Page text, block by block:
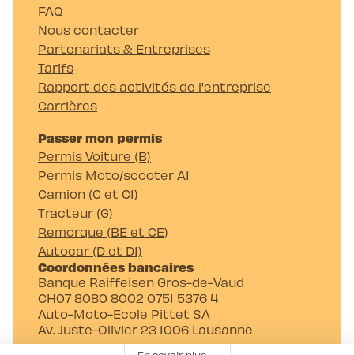
FAQ
Nous contacter
Partenariats & Entreprises
Tarifs
Rapport des activités de l'entreprise
Carrières
Passer mon permis
Permis Voiture (B)
Permis Moto/scooter A1
Camion (C et C1)
Tracteur (G)
Remorque (BE et CE)
Autocar (D et D1)
Coordonnées bancaires
Banque Raiffeisen Gros-de-Vaud
CH07 8080 8002 0751 5376 4
Auto-Moto-Ecole Pittet SA
Av. Juste-Olivier 23 1006 Lausanne